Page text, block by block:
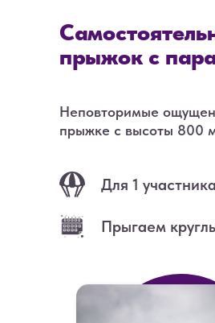
прыжок с
Неповторимые
прыжке с высоты 800
Прыгаем
Для 1